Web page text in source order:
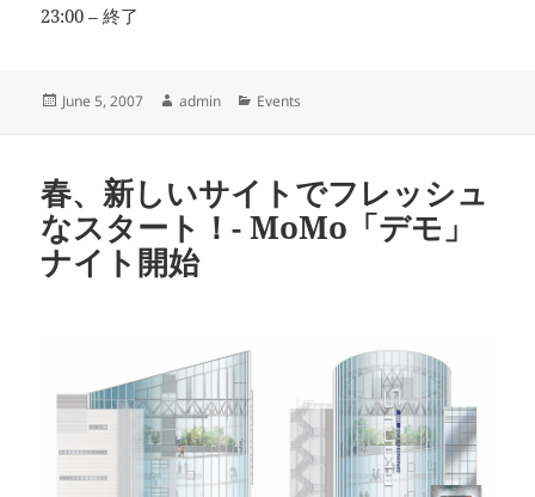
23:00 – 終了
Posted
June 5, 2007 Author
admin Categories
Events
春、新しいサイトでフレッシュ
なスタート！- MoMo「デモ」
ナイト開始